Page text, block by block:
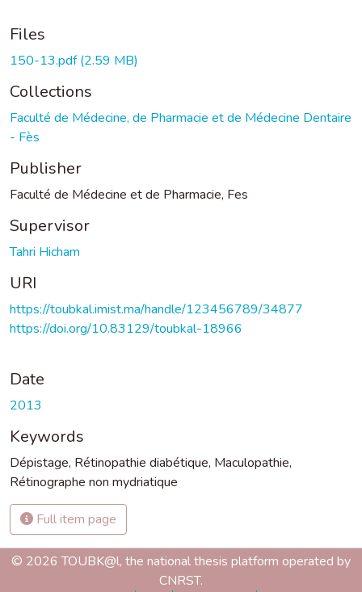
Files
150-13.pdf(2.59 MB)
Collections
Faculté de Médecine, de Pharmacie et de Médecine Dentaire
- Fès
Publisher
Faculté de Médecine et de Pharmacie, Fes
Supervisor
Tahri Hicham
URI
https://toubkal.imist.ma/handle/123456789/34877
https://doi.org/10.83129/toubkal-18966
Date
2013
Keywords
Dépistage, Rétinopathie diabétique, Maculopathie,
Rétinographe non mydriatique
Full item page
© 2026 TOUBK@l, the national thesis platform operated by
CNRST.